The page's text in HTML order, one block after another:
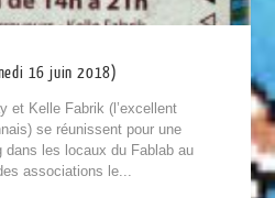
16 juin 2018)
et Kelle Fabrik (l’excellent
se réunissent pour une
dans les locaux du Fablab au
associations le...